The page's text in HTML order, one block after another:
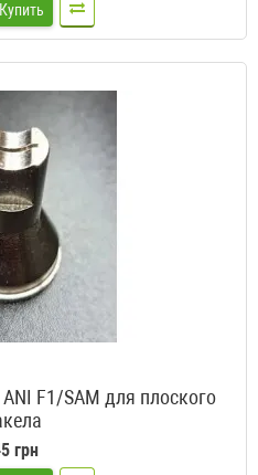
Купить
F1/SAM для плоского
грн